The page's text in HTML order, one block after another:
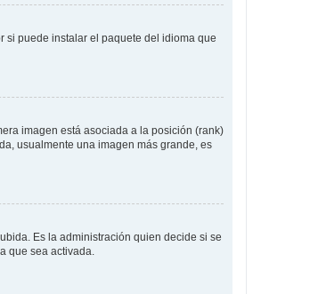
si puede instalar el paquete del idioma que
imagen está asociada a la posición (rank)
usualmente una imagen más grande, es
Es la administración quien decide si se
que sea activada.